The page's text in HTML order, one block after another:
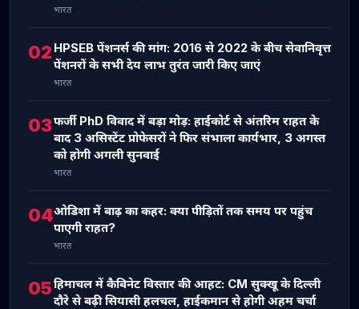
भारत
02 HPSEB पेंशनर्स की मांग: 2016 से 2022 के बीच सेवानिवृत्त
पेंशनरों के सभी देय लाभ तुरंत जारी किए जाएं
भारत
03फर्जी PhD विवाद में बड़ा मोड़: हाईकोर्ट से अंतरिम राहत के
बाद 3 असिस्टेंट प्रोफेसरों ने फिर संभाला कार्यभार, 3 अगस्त
को होगी अगली सुनवाई
भारत
04ओडिशा में बाढ़ का कहर: क्या पीड़ितों तक समय पर पहुंच
पाएगी राहत?
भारत
05हिमाचल में कैबिनेट विस्तार की आहट: CM सुक्खू के दिल्ली
दौरे से बढ़ी सियासी हलचल, हाईकमान से होगी अहम चर्चा